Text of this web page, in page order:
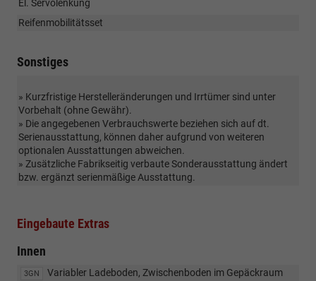
El. Servolenkung
Reifenmobilitätsset
Sonstiges
» Kurzfristige Herstelleränderungen und Irrtümer sind unter
Vorbehalt (ohne Gewähr).
» Die angegebenen Verbrauchswerte beziehen sich auf dt.
Serienausstattung, können daher aufgrund von weiteren
optionalen Ausstattungen abweichen.
» Zusätzliche Fabrikseitig verbaute Sonderausstattung ändert
bzw. ergänzt serienmäßige Ausstattung.
Eingebaute Extras
Innen
3GN
Variabler Ladeboden, Zwischenboden im Gepäckraum